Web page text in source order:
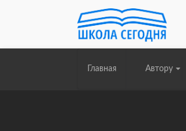
Главная Автору